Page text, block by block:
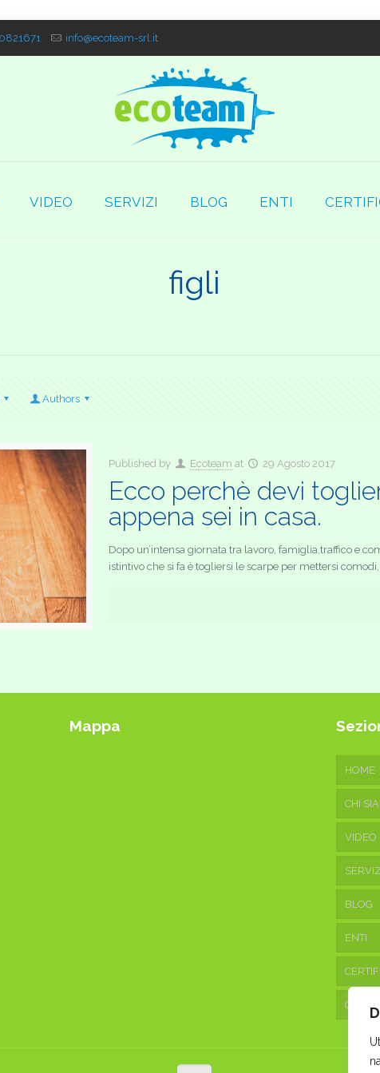
info@ecoteam-srl.it
VIDEO SERVIZI BLOG ENTI
figli
Authors
Published by Ecoteam at 29 Agosto 2017
Ecco perchè devi
appena sei in casa.
Dopo un’intensa giornata tra lavoro, famiglia,traffico e
istintivo che si fa è togliersi le scarpe per mettersi comodi,
Mappa
HOME
CHI
VIDEO
BLOG
ENTI